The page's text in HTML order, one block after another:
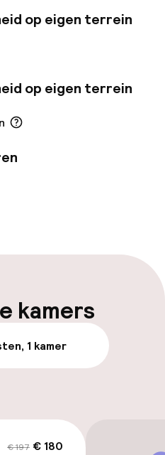
met
en het eigen
voortreffelijke
ideale uitvalsbasis
op eigen terrein
op eigen terrein
op eigen terrein
op eigen terrein
kamers
1 kamer
€ 197 € 180